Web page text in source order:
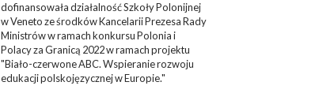
dofinansowała działalność Szkoły Polonijnej
w Veneto ze środków Kancelarii Prezesa Rady
Ministrów w ramach konkursu Polonia i
Polacy za Granicą 2022 w ramach projektu
"Biało-czerwone ABC. Wspieranie rozwoju
edukacji polskojęzycznej w Europie."